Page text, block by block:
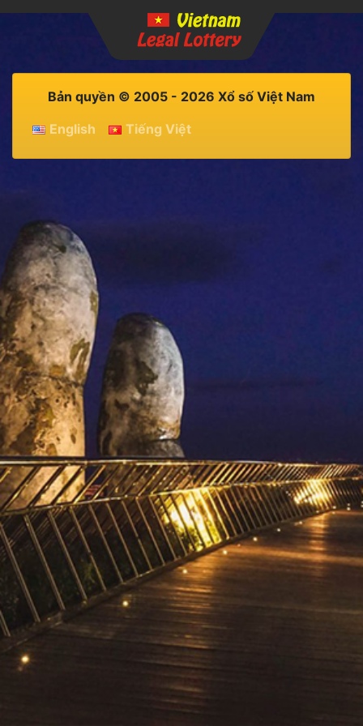
Bản quyền © 2005 - 2026 Xổ số Việt Nam
English
Tiếng Việt